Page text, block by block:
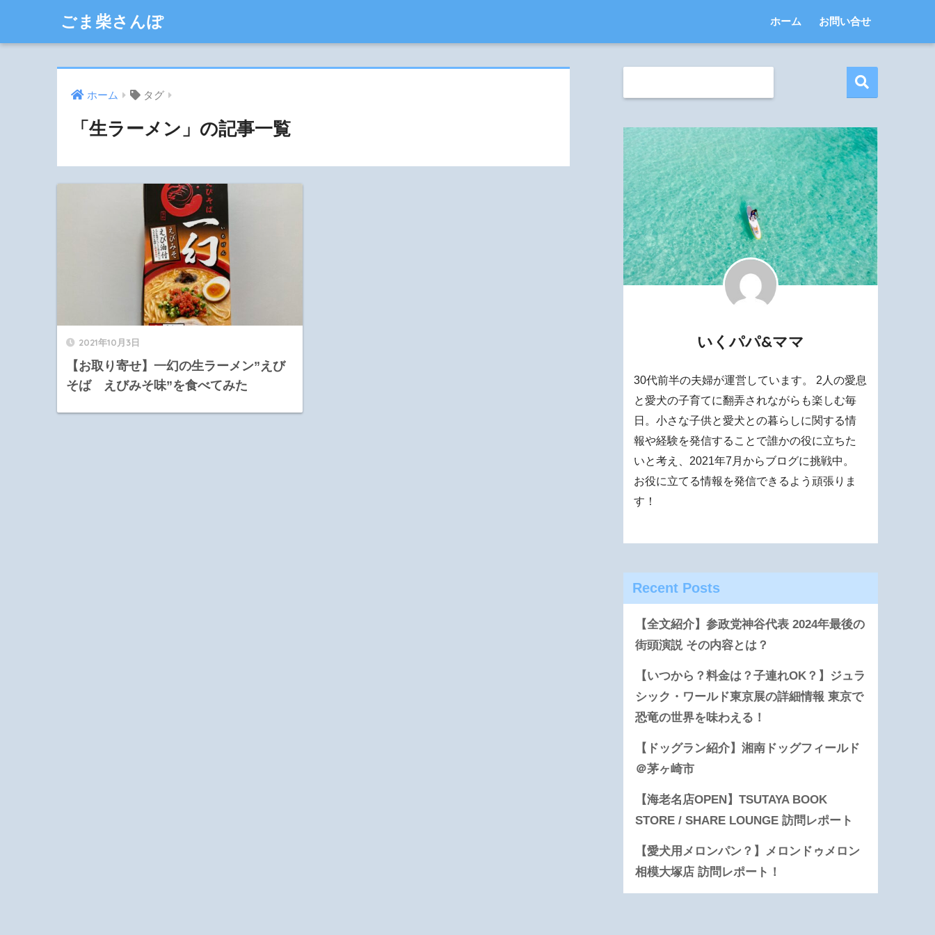
ごま柴さんぽ ホーム お問い合せ
ホーム タグ
「生ラーメン」の記事一覧
2021年10月3日
【お取り寄せ】一幻の生ラーメン”えび
そば えびみそ味”を食べてみた
いくパパ&ママ
30代前半の夫婦が運営しています。 2人の愛息
と愛犬の子育てに翻弄されながらも楽しむ毎
日。小さな子供と愛犬との暮らしに関する情
報や経験を発信することで誰かの役に立ちた
いと考え、2021年7月からブログに挑戦中。
お役に立てる情報を発信できるよう頑張りま
す！
Recent Posts
【全文紹介】参政党神谷代表 2024年最後の
街頭演説 その内容とは？
【いつから？料金は？子連れOK？】ジュラ
シック・ワールド東京展の詳細情報 東京で
恐竜の世界を味わえる！
【ドッグラン紹介】湘南ドッグフィールド
＠茅ヶ崎市
【海老名店OPEN】TSUTAYA BOOK
STORE / SHARE LOUNGE 訪問レポート
【愛犬用メロンパン？】メロンドゥメロン
相模大塚店 訪問レポート！